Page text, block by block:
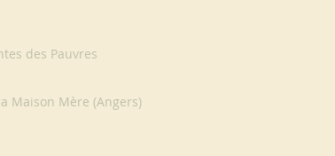
des Pauvres
Maison Mère (Angers)